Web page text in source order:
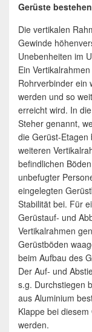
Gerüste
Die vertikalen
Gewinde
Unebenheiten im
Ein
Rohrverbinder ein
werden und so
erreicht wird. In
Steher genannt,
die Gerüst-Etagen
weiteren
befindlichen
unbefugter
eingelegten
Stabilität bei. Für
Gerüstauf- und
Vertikalrahmen
Gerüstböden
beim Aufbau des
Der Auf- und
s.g. Durchstiegen
aus Aluminium
Klappe bei
werden.